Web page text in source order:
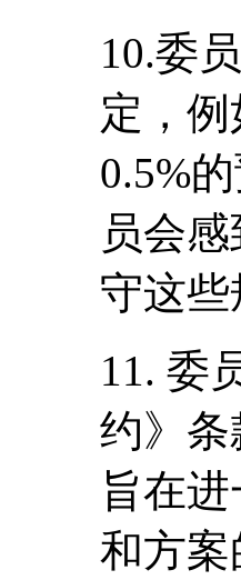
10.委
定，
0.5%
员会
守这
11. 委
约》
旨在
和方